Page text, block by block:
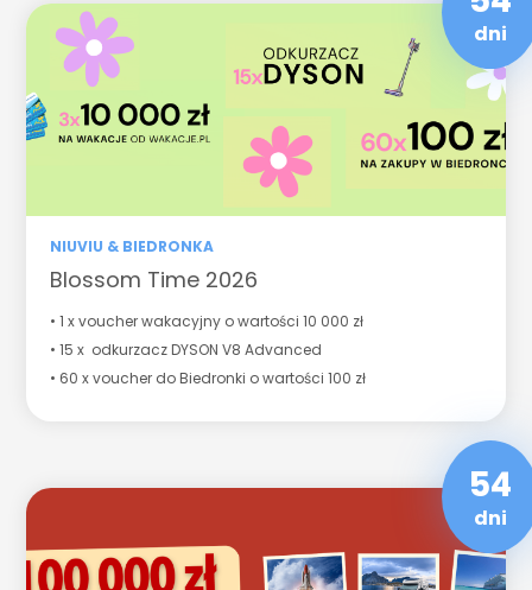
NIUVIU & BIEDRONKA
Blossom Time 2026
• 1 x voucher wakacyjny o wartości 10 000 zł
• 15 x odkurzacz DYSON V8 Advanced
• 60 x voucher do Biedronki o wartości 100 zł
dni
54
dni